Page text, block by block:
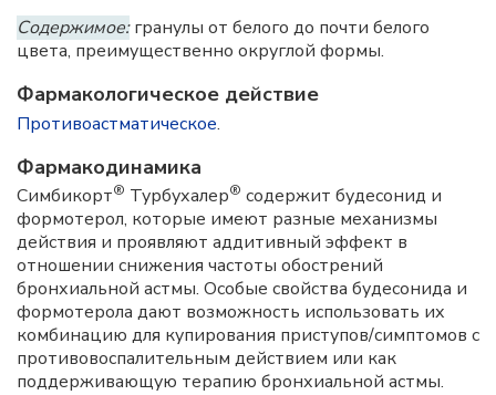
Содержимое:гранулы от белого до почти белого
цвета, преимущественно округлой формы.
Фармакологическое действие
Противоастматическое.
Фармакодинамика
Симбикорт® Турбухалер® содержит будесонид и
формотерол, которые имеют разные механизмы
действия и проявляют аддитивный эффект в
отношении снижения частоты обострений
бронхиальной астмы. Особые свойства будесонида и
формотерола дают возможность использовать их
комбинацию для купирования приступов/симптомов с
противовоспалительным действием или как
поддерживающую терапию бронхиальной астмы.